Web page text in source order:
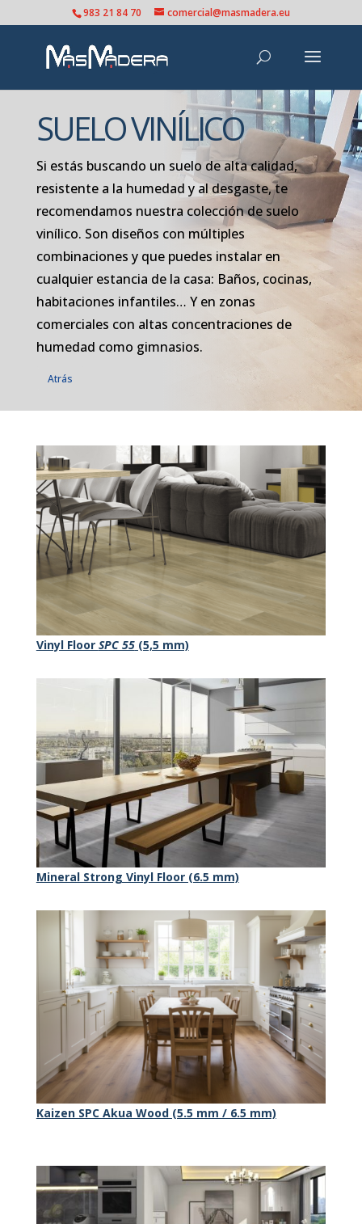
983 21 84 70 comercial@masmadera.eu
SUELO VINÍLICO
Si estás buscando un suelo de alta calidad,
resistente a la humedad y al desgaste, te
recomendamos nuestra colección de suelo
vinílico. Son diseños con múltiples
combinaciones y que puedes instalar en
cualquier estancia de la casa: Baños, cocinas,
habitaciones infantiles… Y en zonas
comerciales con altas concentraciones de
humedad como gimnasios.
Atrás
Vinyl Floor SPC 55(5,5 mm)
Mineral Strong Vinyl Floor (6.5 mm)
Kaizen SPC Akua Wood (5.5 mm / 6.5 mm)